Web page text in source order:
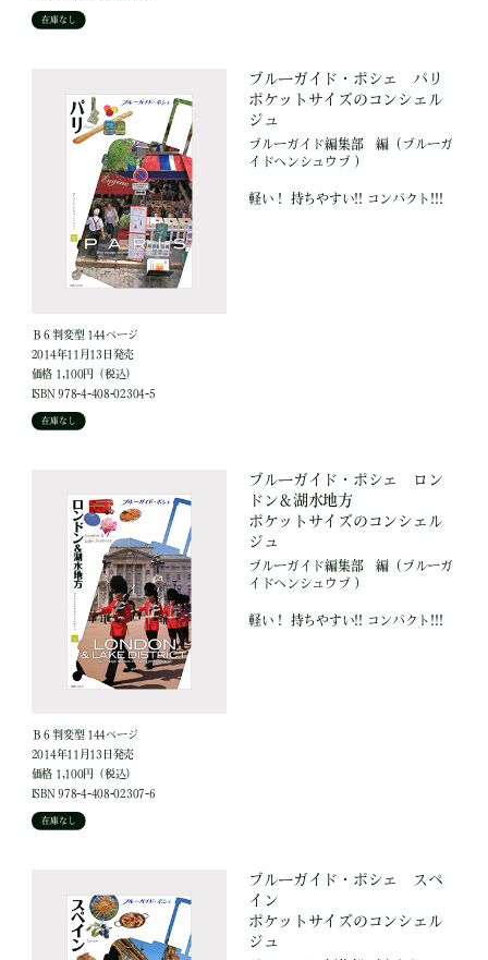
在庫なし
Ｂ６判変型 144ページ
2014年11月13日発売
価格 1,100円（税込）
ISBN 978-4-408-02304-5
在庫なし
ブルーガイド・ポシェ パリ
ポケットサイズのコンシェル
ジュ
ブルーガイド編集部 編 （ブルーガ
イドヘンシュウブ ）
軽い！ 持ちやすい!! コンパクト!!!
Ｂ６判変型 144ページ
2014年11月13日発売
価格 1,100円（税込）
ISBN 978-4-408-02307-6
在庫なし
ブルーガイド・ポシェ ロン
ドン＆湖水地方
ポケットサイズのコンシェル
ジュ
ブルーガイド編集部 編 （ブルーガ
イドヘンシュウブ ）
軽い！ 持ちやすい!! コンパクト!!!
ブルーガイド・ポシェ スペ
イン
ポケットサイズのコンシェル
ジュ